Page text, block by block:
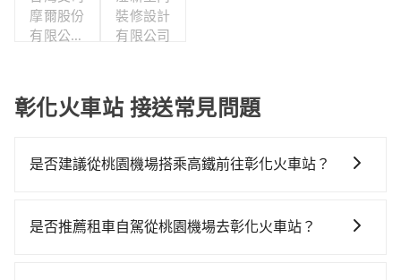
摩爾股份
有限公司
裝修設計
有限公司
彰化火車站 接送常見問題
是否建議從桃園機場搭乘高鐵前往彰化火車站？
適、省時、較貴！從最早06:49一直到23:21，桃園-台中
是否推薦租車自駕從桃園機場去彰化火車站？